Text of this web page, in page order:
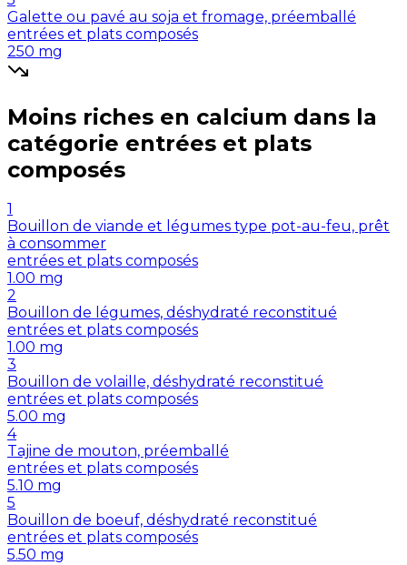
Galette ou pavé au soja et fromage, préemballé
entrées et plats composés
250 mg
Moins riches en calcium dans la
catégorie entrées et plats
composés
1
Bouillon de viande et légumes type pot-au-feu, prêt
à consommer
entrées et plats composés
1.00 mg
2
Bouillon de légumes, déshydraté reconstitué
entrées et plats composés
1.00 mg
3
Bouillon de volaille, déshydraté reconstitué
entrées et plats composés
5.00 mg
4
Tajine de mouton, préemballé
entrées et plats composés
5.10 mg
5
Bouillon de boeuf, déshydraté reconstitué
entrées et plats composés
5.50 mg